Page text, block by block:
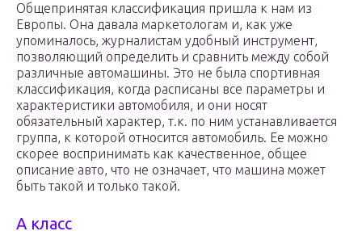
Общепринятая классификация пришла к нам из
Европы. Она давала маркетологам и, как уже
упоминалось, журналистам удобный инструмент,
позволяющий определить и сравнить между собой
различные автомашины. Это не была спортивная
классификация, когда расписаны все параметры и
характеристики автомобиля, и они носят
обязательный характер, т.к. по ним устанавливается
группа, к которой относится автомобиль. Ее можно
скорее воспринимать как качественное, общее
описание авто, что не означает, что машина может
быть такой и только такой.
А класс